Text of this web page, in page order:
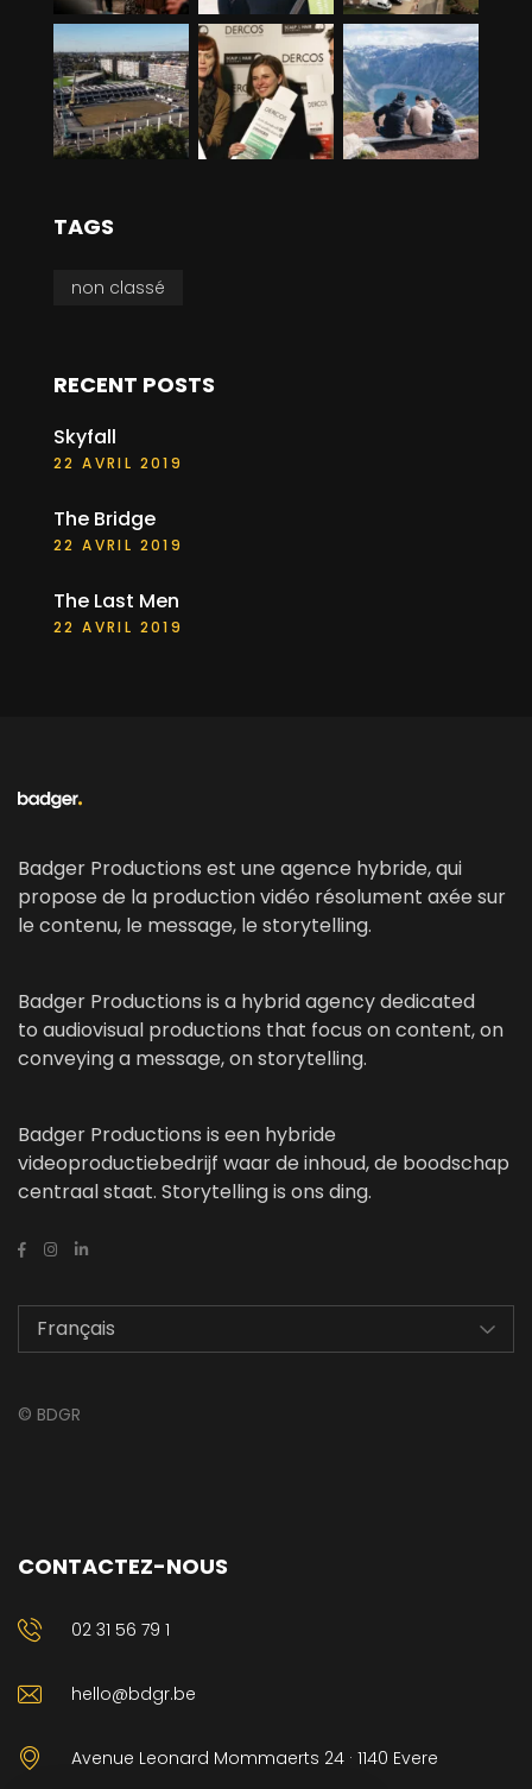
TAGS
non classé
RECENT POSTS
Skyfall
22 AVRIL 2019
The Bridge
22 AVRIL 2019
The Last Men
22 AVRIL 2019
Badger Productions est une agence hybride, qui
propose de la production vidéo résolument axée sur
le contenu, le message, le storytelling.
Badger Productions is a hybrid agency dedicated
to audiovisual productions that focus on content, on
conveying a message, on storytelling.
Badger Productions is een hybride
videoproductiebedrijf waar de inhoud, de boodschap
centraal staat. Storytelling is ons ding.
© BDGR
CONTACTEZ-NOUS
02 31 56 79 1
hello@bdgr.be
Avenue Leonard Mommaerts 24 · 1140 Evere